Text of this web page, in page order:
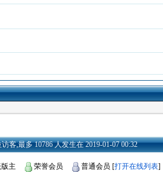
客,最多 10786 人发生在 2019-01-07 00:32
版主 荣誉会员 普通会员 [打开在线列表]